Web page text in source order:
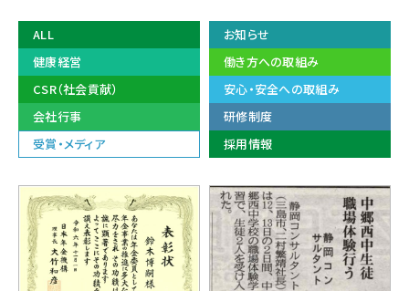
ALL
お知らせ
健康経営
働き方への取組み
CSR（社会貢献）
安心・安全への取組み
会社行事
研修制度
受賞・メディア
採用情報